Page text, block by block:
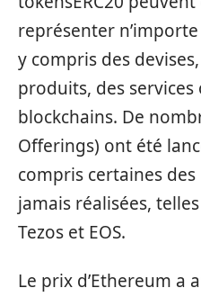
représenter
y compris des
produits, des services
blockchains. De
Offerings) ont été
compris certaines
jamais réalisées,
Tezos et EOS.
Le prix d’Ethereum